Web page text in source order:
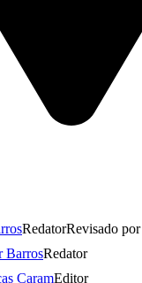
RedatorRevisado por
BarrosRedator
CaramEditor